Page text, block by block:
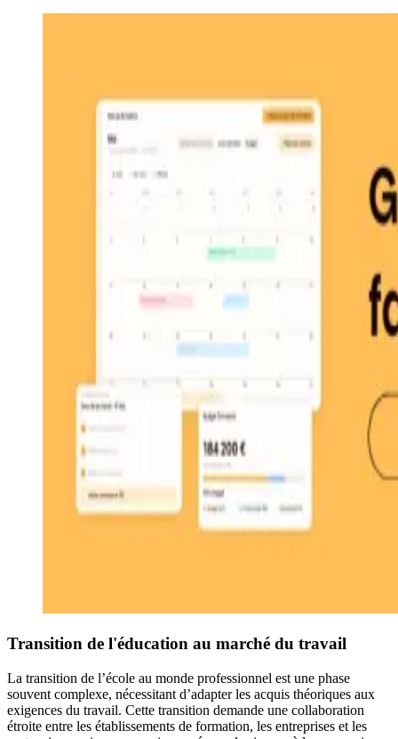
Transition de l'éducation au marché du travail
La transition de l’école au monde professionnel est une phase
souvent complexe, nécessitant d’adapter les acquis théoriques aux
exigences du travail. Cette transition demande une collaboration
étroite entre les établissements de formation, les entreprises et les